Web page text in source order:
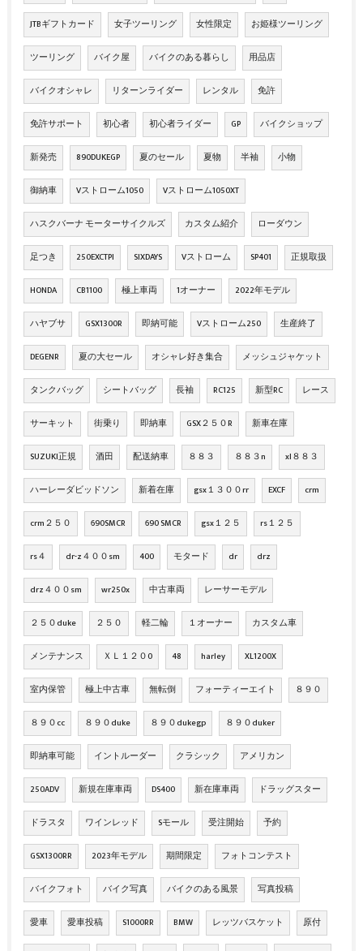
JTBギフトカード 女子ツーリング 女性限定 お姫様ツーリング
ツーリング バイク屋 バイクのある暮らし 用品店
バイクオシャレ リターンライダー レンタル 免許
免許サポート 初心者 初心者ライダー GP バイクショップ
新発売 890DUKEGP 夏のセール 夏物 半袖 小物
御納車 Vストローム1050 Vストローム1050XT
ハスクバーナ モーターサイクルズ カスタム紹介 ローダウン
足つき 250EXCTPI SIXDAYS Vストローム SP401 正規取扱
HONDA CB1100 極上車両 1オーナー 2022年モデル
ハヤブサ GSX1300R 即納可能 Vストローム250 生産終了
DEGENR 夏の大セール オシャレ好き集合 メッシュジャケット
タンクバッグ シートバッグ 長袖 RC125 新型RC レース
サーキット 街乗り 即納車 GSX２５０R 新車在庫
SUZUKI正規 酒田 配送納車 ８８３ ８８３n xl８８３
ハーレーダビッドソン 新着在庫 gsx１３００rr EXCF crm
crm２５０ 690SMCR 690 SMCR gsx１２５ rs１２５
rs４ dr-z４００sm 400 モタード dr drz
drz４００sm wr250x 中古車両 レーサーモデル
２５０duke ２５０ 軽二輪 １オーナー カスタム車
メンテナンス ＸＬ１２０0 48 harley XL1200X
室内保管 極上中古車 無転倒 フォーティーエイト ８９０
８９０cc ８９０duke ８９０dukegp ８９０duker
即納車可能 イントルーダー クラシック アメリカン
250ADV 新規在庫車両 DS400 新在庫車両 ドラッグスター
ドラスタ ワインレッド Sモール 受注開始 予約
GSX1300RR 2023年モデル 期間限定 フォトコンテスト
バイクフォト バイク写真 バイクのある風景 写真投稿
愛車 愛車投稿 S1000RR BMW レッツバスケット 原付